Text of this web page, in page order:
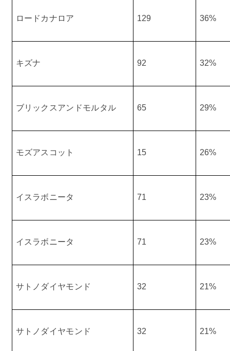
ロードカナロア 129 36%
キズナ 92 32%
ブリックスアンドモルタル 65 29%
モズアスコット 15 26%
イスラボニータ 71 23%
イスラボニータ 71 23%
サトノダイヤモンド 32 21%
サトノダイヤモンド 32 21%